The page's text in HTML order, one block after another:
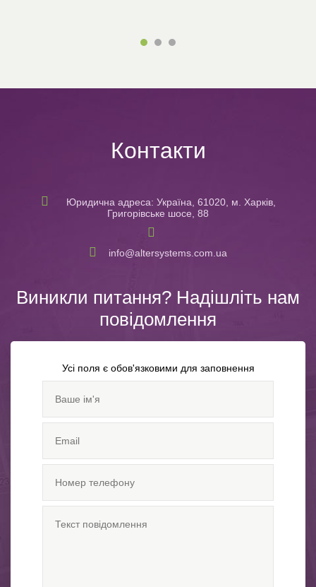
Контакти
Юридична адреса: Україна, 61020, м. Харків,
Григорівське шосе, 88
info@altersystems.com.ua
Виникли питання? Надішліть нам
повідомлення
Усі поля є обов'язковими для заповнення